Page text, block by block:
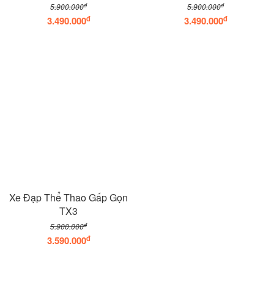
5.900.000đ
3.490.000đ
5.900.000đ
3.490.000đ
Xe Đạp Thể Thao Gấp Gọn
TX3
5.900.000đ
3.590.000đ